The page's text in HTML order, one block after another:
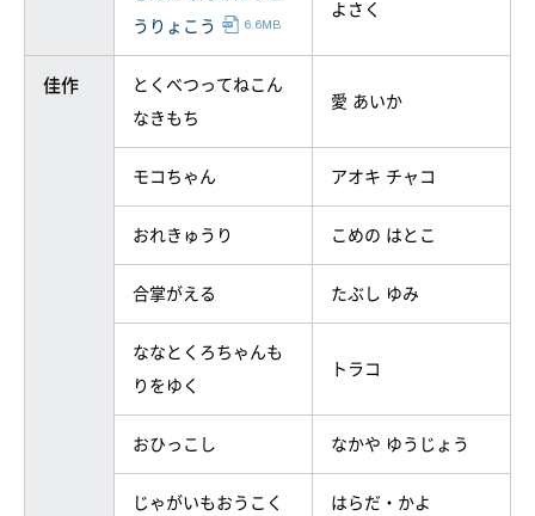
うりょこう
よさく
佳作
とくべつってねこん
なきもち
愛 あいか
モコちゃん アオキ チャコ
おれきゅうり こめの はとこ
合掌がえる たぶし ゆみ
ななとくろちゃんも
りをゆく
トラコ
おひっこし なかや ゆうじょう
じゃがいもおうこく はらだ・かよ